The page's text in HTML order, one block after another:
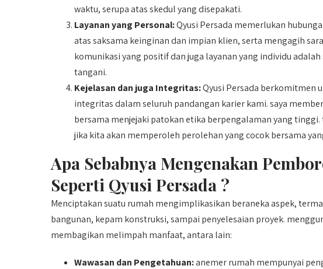
waktu, serupa atas skedul yang disepakati.
Layanan yang Personal:Qyusi Persada memerlukan
atas saksama keinginan dan impian klien, serta mengagih
komunikasi yang positif dan juga layanan yang individu
tangani.
Kejelasan dan juga Integritas:Qyusi Persada berkomitmen
integritas dalam seluruh pandangan karier kami. saya
bersama menjejaki patokan etika berpengalaman yang
jika kita akan memperoleh perolehan yang cocok bersama
Apa Sebabnya Mengenakan
Seperti Qyusi Persada ?
Menciptakan suatu rumah mengimplikasikan beraneka aspek,
bangunan, kepam konstruksi, sampai penyelesaian proyek.
membagikan melimpah manfaat, antara lain:
Wawasan dan Pengetahuan:anemer rumah mempunyai